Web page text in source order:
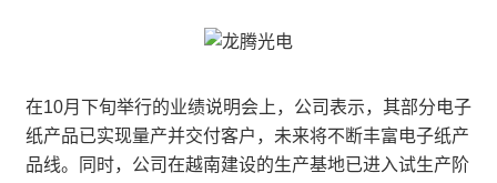
在10月下旬举行的业绩说明会上，公司表示，其部分电子
纸产品已实现量产并交付客户，未来将不断丰富电子纸产
品线。同时，公司在越南建设的生产基地已进入试生产阶